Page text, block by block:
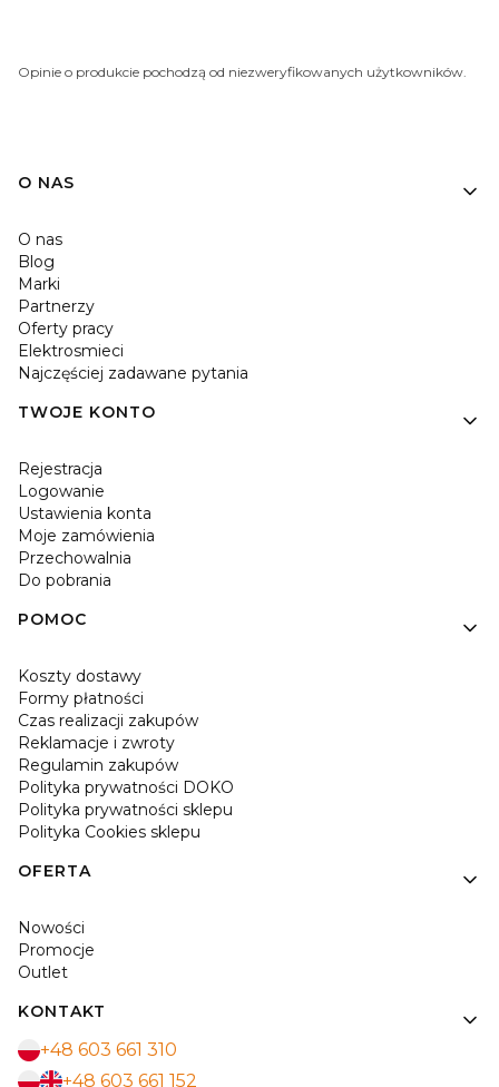
Opinie o produkcie pochodzą od niezweryfikowanych użytkowników.
O NAS
O nas
Blog
Marki
Partnerzy
Oferty pracy
Elektrosmieci
Najczęściej zadawane pytania
TWOJE KONTO
Rejestracja
Logowanie
Ustawienia konta
Moje zamówienia
Przechowalnia
Do pobrania
POMOC
Koszty dostawy
Formy płatności
Czas realizacji zakupów
Reklamacje i zwroty
Regulamin zakupów
Polityka prywatności DOKO
Polityka prywatności sklepu
Polityka Cookies sklepu
OFERTA
Nowości
Promocje
Outlet
KONTAKT
+48 603 661 310
+48 603 661 152